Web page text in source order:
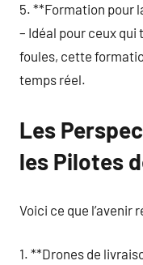
5. **Formation pour
– Idéal pour ceux
foules, cette
temps réel.
Les
les Pilotes
Voici ce que l’avenir
1. **Drones de